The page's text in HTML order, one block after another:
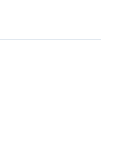
e durata nel tempo.